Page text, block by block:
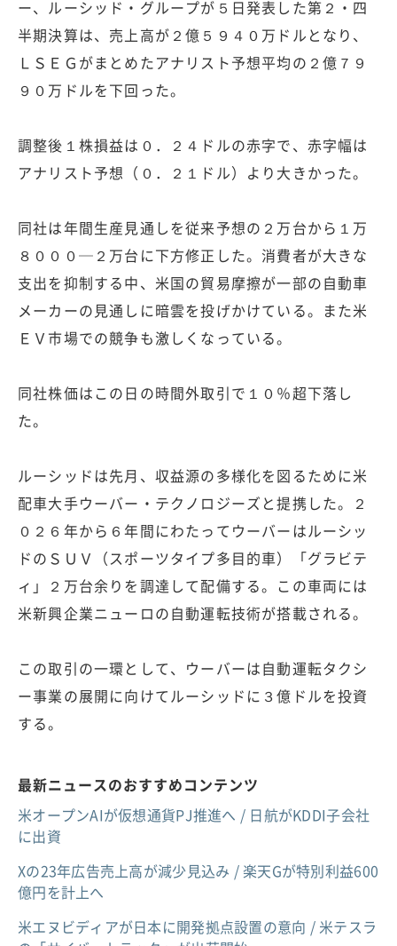
ー、ルーシッド・グループが５日発表した第２・四
半期決算は、売上高が２億５９４０万ドルとなり、
ＬＳＥＧがまとめたアナリスト予想平均の２億７９
９０万ドルを下回った。
調整後１株損益は０．２４ドルの赤字で、赤字幅は
アナリスト予想（０．２１ドル）より大きかった。
同社は年間生産見通しを従来予想の２万台から１万
８０００─２万台に下方修正した。消費者が大きな
支出を抑制する中、米国の貿易摩擦が一部の自動車
メーカーの見通しに暗雲を投げかけている。また米
ＥＶ市場での競争も激しくなっている。
同社株価はこの日の時間外取引で１０％超下落し
た。
ルーシッドは先月、収益源の多様化を図るために米
配車大手ウーバー・テクノロジーズと提携した。２
０２６年から６年間にわたってウーバーはルーシッ
ドのＳＵＶ（スポーツタイプ多目的車）「グラビテ
ィ」２万台余りを調達して配備する。この車両には
米新興企業ニューロの自動運転技術が搭載される。
この取引の一環として、ウーバーは自動運転タクシ
ー事業の展開に向けてルーシッドに３億ドルを投資
する。
最新ニュースのおすすめコンテンツ
米オープンAIが仮想通貨PJ推進へ / 日航がKDDI子会社
に出資
Xの23年広告売上高が減少見込み / 楽天Gが特別利益600
億円を計上へ
米エヌビディアが日本に開発拠点設置の意向 / 米テスラ